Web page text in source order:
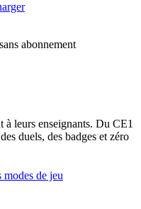
abonnement
à leurs enseignants. Du CE1
duels, des badges et zéro
de jeu